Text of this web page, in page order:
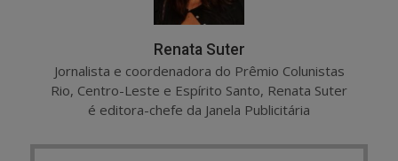
Renata Suter
Jornalista e coordenadora do Prêmio Colunistas
Rio, Centro-Leste e Espírito Santo, Renata Suter
é editora-chefe da Janela Publicitária